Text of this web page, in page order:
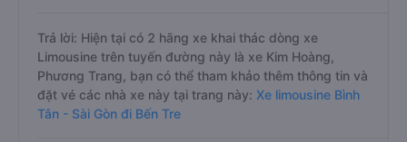
Trả lời: Hiện tại có 2 hãng xe khai thác dòng xe
Limousine trên tuyến đường này là xe Kim Hoàng,
Phương Trang, bạn có thể tham khảo thêm thông tin và
đặt vé các nhà xe này tại trang này: Xe limousine Bình
Tân - Sài Gòn đi Bến Tre